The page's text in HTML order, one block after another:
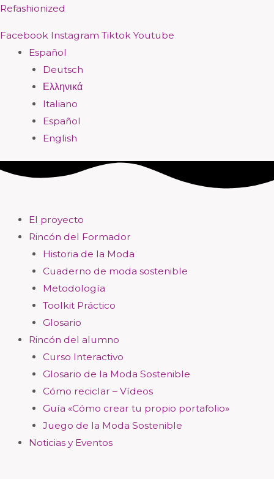
Ir
contenido
Refashionized
Facebook Instagram Tiktok Youtube
Menú
Español
Deutsch
Ελληνικά
Italiano
Español
English
Menú
El proyecto
Rincón del Formador
Historia de la Moda
Cuaderno de moda sostenible
Metodología
Toolkit Práctico
Glosario
Rincón del alumno
Curso Interactivo
Glosario de la Moda Sostenible
Cómo reciclar – Vídeos
Guía «Cómo crear tu propio portafolio»
Juego de la Moda Sostenible
Noticias y Eventos
Menú
Menú
Menú
Menú
Menú
Menú